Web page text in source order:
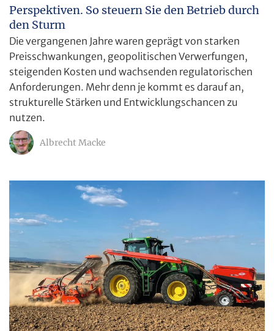
Perspektiven. So steuern Sie den Betrieb durch
den Sturm
Die vergangenen Jahre waren geprägt von starken
Preisschwankungen, geopolitischen Verwerfungen,
steigenden Kosten und wachsenden regulatorischen
Anforderungen. Mehr denn je kommt es darauf an,
strukturelle Stärken und Entwicklungschancen zu
nutzen.
Albrecht Macke